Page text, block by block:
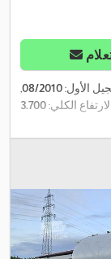
الأول:08/2010
,
الكلي:3.700